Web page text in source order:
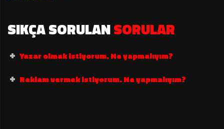
SIKÇA SORULANSORULAR
Yazar olmak istiyorum. Ne yapmalıyım?
Reklam vermek istiyorum. Ne yapmalıyım?